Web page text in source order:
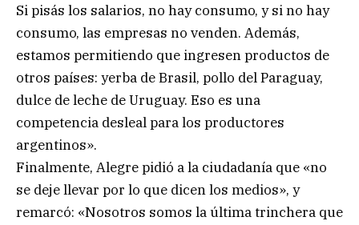
Si pisás los salarios, no hay consumo, y si no hay
consumo, las empresas no venden. Además,
estamos permitiendo que ingresen productos de
otros países: yerba de Brasil, pollo del Paraguay,
dulce de leche de Uruguay. Eso es una
competencia desleal para los productores
argentinos».
Finalmente, Alegre pidió a la ciudadanía que «no
se deje llevar por lo que dicen los medios», y
remarcó: «Nosotros somos la última trinchera que